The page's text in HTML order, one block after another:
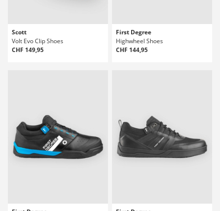
Scott
Volt Evo Clip Shoes
CHF 149,95
First Degree
Highwheel Shoes
CHF 144,95